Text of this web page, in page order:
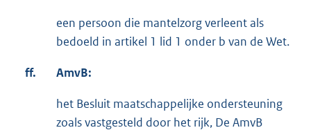
een persoon die mantelzorg verleent als
bedoeld in artikel 1 lid 1 onder b van de Wet.
ff. AmvB:
het Besluit maatschappelijke ondersteuning
zoals vastgesteld door het rijk, De AmvB